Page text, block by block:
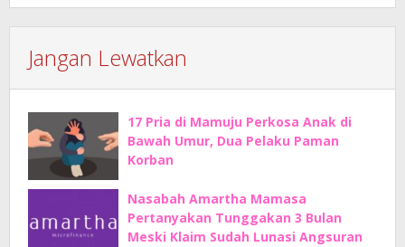
Jangan Lewatkan
17 Pria di Mamuju Perkosa Anak di
Bawah Umur, Dua Pelaku Paman
Korban
Nasabah Amartha Mamasa
Pertanyakan Tunggakan 3 Bulan
Meski Klaim Sudah Lunasi Angsuran